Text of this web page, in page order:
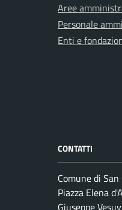
Aree
Personale
Enti e
CONTATTI
Comune di
Piazza Elena
Giuseppe